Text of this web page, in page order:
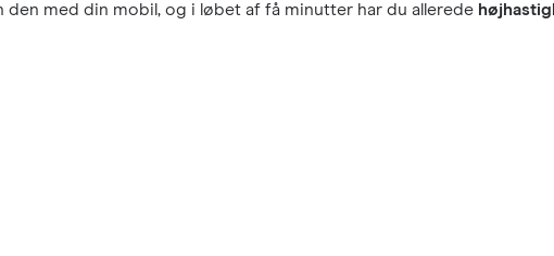
den med din mobil, og i løbet af få minutter har du allerede